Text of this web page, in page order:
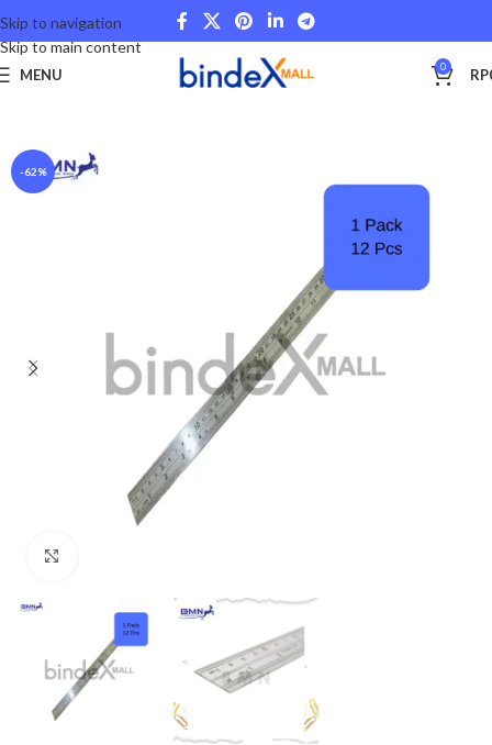
Skip to navigation
Skip to main content
MENU 0 RP
Beranda Stationery and Fancy School and College
-62%